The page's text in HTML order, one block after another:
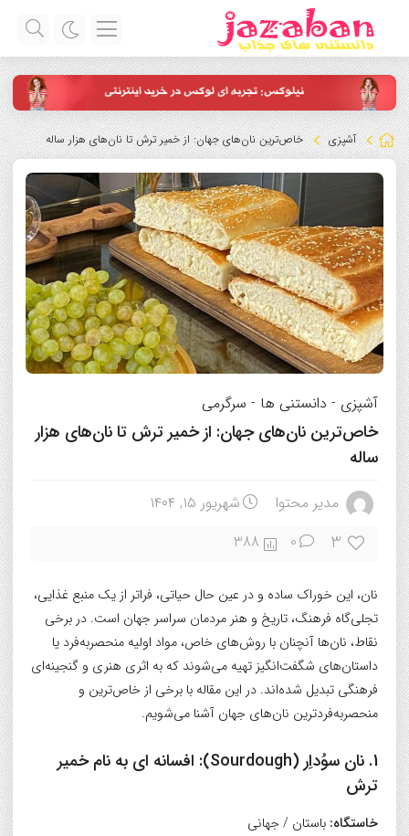
آشپزی خاص‌ترین نان‌های جهان: از خمیر ترش تا نان‌های هزار ساله
آشپزی - دانستنی ها - سرگرمی
خاص‌ترین نان‌های جهان: از خمیر ترش تا نان‌های هزار
ساله
مدیر محتوا شهریور ۱۵, ۱۴۰۴
3
0
388
نان، این خوراک ساده و در عین حال حیاتی، فراتر از یک منبع غذایی،
تجلی‌گاه فرهنگ، تاریخ و هنر مردمان سراسر جهان است. در برخی
نقاط، نان‌ها آنچنان با روش‌های خاص، مواد اولیه منحصربه‌فرد یا
داستان‌های شگفت‌انگیز تهیه می‌شوند که به اثری هنری و گنجینه‌ای
فرهنگی تبدیل شده‌اند. در این مقاله با برخی از خاص‌ترین و
منحصربه‌فردترین نان‌های جهان آشنا می‌شویم.
1. نان سوُداِر (Sourdough): افسانه ای به نام خمیر
ترش
خاستگاه: باستان / جهانی